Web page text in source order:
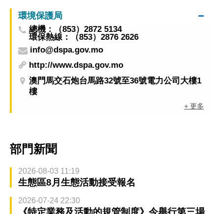
環境保護局
總機：（853）2872 5134
環保熱線：（853）2876 2626
info@dspa.gov.mo
http://www.dspa.gov.mo
澳門馬交石炮台馬路32號至36號電力公司大樓1
樓
+ 更多
部門新聞
2026-08-03 11:19
生態區8月生態活動接受報名
2026-07-24 22:30
《特定業務及活動的規管制度》今舉行第三場